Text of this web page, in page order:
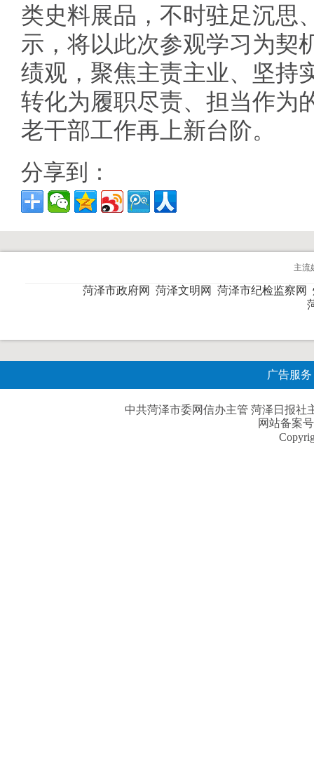
类史料展品，不时驻足沉思
示，将以此次参观学习为契
绩观，聚焦主责主业、坚持
转化为履职尽责、担当作为
老干部工作再上新台阶。
分享到：
主流
菏泽市政府网 菏泽文明网 菏泽市纪检监察网
广告服务
中共菏泽市委网信办主管 菏泽日报社
网站备案